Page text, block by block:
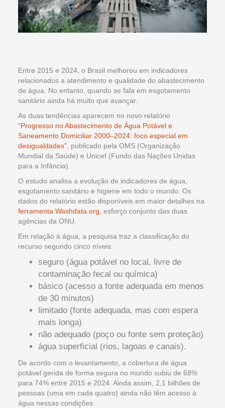
Entre 2015 e 2024, o Brasil melhorou em indicadores
relacionados a atendimento e qualidade do abastecimento
de água. No entanto, quando se fala em esgotamento
sanitário ainda há muito que avançar.
As duas tendências aparecem no novo relatório
“Progresso no Abastecimento de Água Potável e
Saneamento Domiciliar 2000–2024: foco especial em
desigualdades”, publicado pela OMS (Organização
Mundial da Saúde) e Unicef (Fundo das Nações Unidas
para a Infância).
O estudo analisa a evolução de indicadores de água,
esgotamento sanitário e higiene em todo o mundo. Os
dados do relatório estão disponíveis em maior detalhes na
ferramenta Washdata.org, esforço conjunto das duas
agências da ONU.
Em relação à água, a pesquisa traz a classificação do
recurso segundo cinco níveis:
seguro (água potável no local, livre de
contaminação fecal ou química)
básico (acesso a fonte adequada em menos
de 30 minutos)
limitado (fonte adequada, mas com espera
mais longa)
não adequado (poço ou fonte sem proteção)
água superficial (rios, lagoas e canais).
De acordo com o levantamento, a cobertura de água
potável gerida de forma segura no mundo subiu de 68%
para 74% entre 2015 e 2024. Ainda assim, 2,1 bilhões de
pessoas (uma em cada quatro) ainda não têm acesso à
água nessas condições.